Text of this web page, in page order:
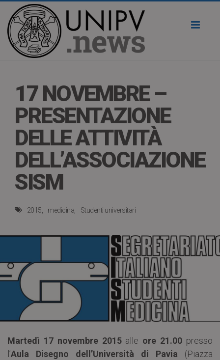
17 NOVEMBRE –
PRESENTAZIONE
DELLE ATTIVITÀ
DELL’ASSOCIAZIONE
SISM
2015 medicina Studenti universitari
Martedì 17 novembre 2015alle ore 21.00 presso
l’Aula Disegno dell’Università di Pavia (Piazza